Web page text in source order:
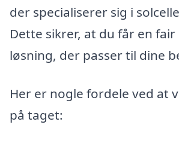
der specialiserer sig i
Dette sikrer, at du får en
løsning, der passer til dine
Her er nogle fordele ved at
på taget: